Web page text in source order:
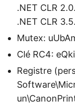
.NET CLR
.NET CLR
Mutex:
Clé RC4:
Registre